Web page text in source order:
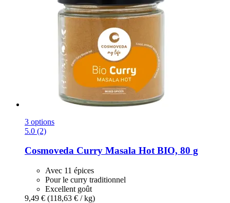
3 options
5.0 (2)
Cosmoveda Curry Masala Hot BIO, 80 g
Avec 11 épices
Pour le curry traditionnel
Excellent goût
9,49 € (118,63 € / kg)